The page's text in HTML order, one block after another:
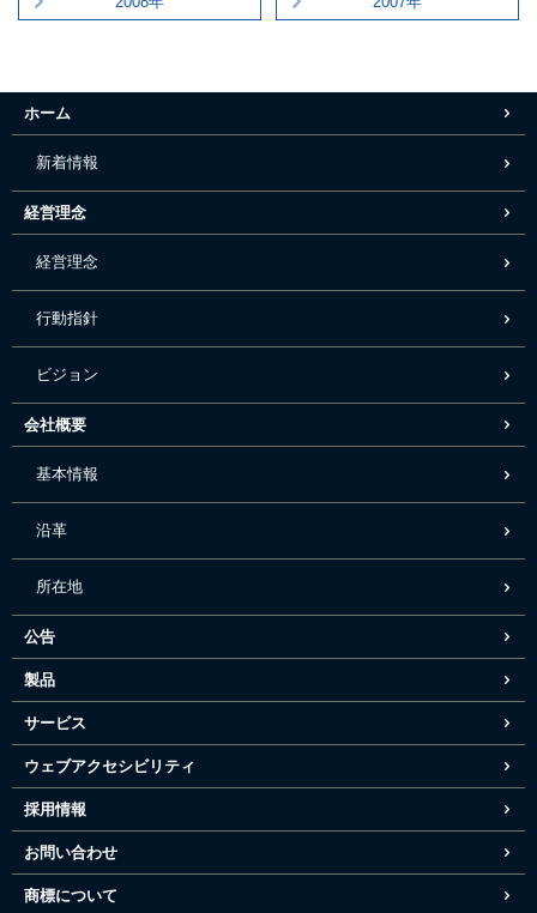
ホーム
新着情報
経営理念
経営理念
行動指針
ビジョン
会社概要
基本情報
沿革
所在地
公告
製品
サービス
ウェブアクセシビリティ
採用情報
お問い合わせ
商標について